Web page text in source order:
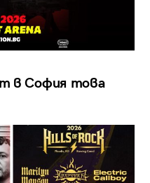
в София това